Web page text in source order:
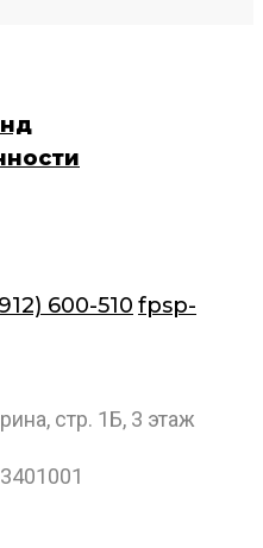
600-510 fpsp-
стр. 1Б, 3 этаж